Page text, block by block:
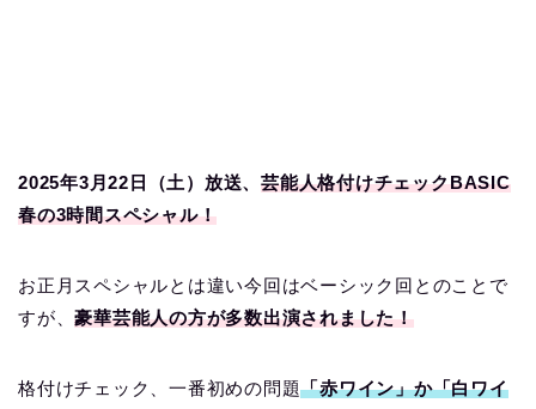
2025年3月22日（土）放送、芸能人格付けチェックBASIC
春の3時間スペシャル！
お正月スペシャルとは違い今回はベーシック回とのことで
すが、豪華芸能人の方が多数出演されました！
格付けチェック、一番初めの問題「赤ワイン」か「白ワイ